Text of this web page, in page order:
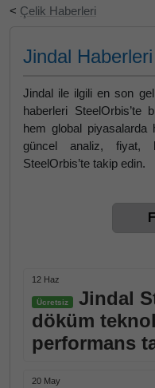
< Çelik Haberleri
Jindal Haberleri
Jindal ile ilgili en son
haberleri SteelOrbis’te
hem global piyasalarda
güncel analiz, fiyat,
SteelOrbis’te takip edin.
12 Haz
Ücretsiz
Jindal
döküm
performans
20 May